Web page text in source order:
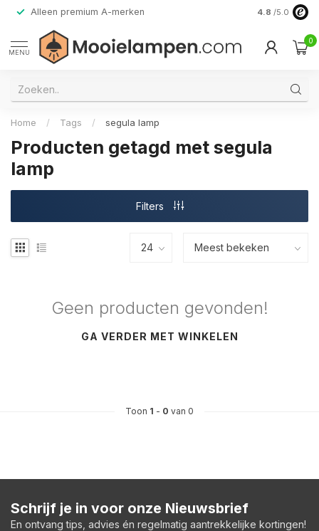
Alleen premium A-merken 4.8 /5.0
MENU
0
Home / Tags / segula lamp
Producten getagd met segula
lamp
Filters
Geen producten gevonden!
GA VERDER MET WINKELEN
Toon 1 - 0 van 0
Schrijf je in voor onze Nieuwsbrief
En ontvang tips, advies én regelmatig aantrekkelijke kortingen!